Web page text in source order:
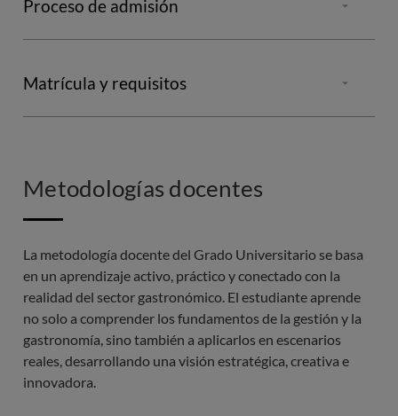
Proceso de admisión
así que el aprovechamiento y buen desarrollo de nuestros
programas educativos.
Los pasos a seguir para la admisión al Grado en Gestión y
Dirección Gastronómica son:
Rellenar el formulario de solicitud de información o
contactar con nuestro centro
Valoración de condiciones previas de admisión
Entrevista del alumno con un asesor académico
Reserva de plaza
Matrícula y requisitos
PAU
Ciclos formativos de grado superior fp
Traslado de expediente
Titulados universitarios nacionales
Estudios Extranjeros |Bachillerato extranjero/ no
cumple requisitos para acceder en su sistema
Metodologías docentes
La metodología docente del Grado Universitario se basa
en un aprendizaje activo, práctico y conectado con la
realidad del sector gastronómico. El estudiante aprende
no solo a comprender los fundamentos de la gestión y la
gastronomía, sino también a aplicarlos en escenarios
reales, desarrollando una visión estratégica, creativa e
innovadora.